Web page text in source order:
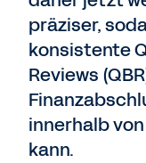
präziser,
konsistente
Reviews
innerhalb
kann.